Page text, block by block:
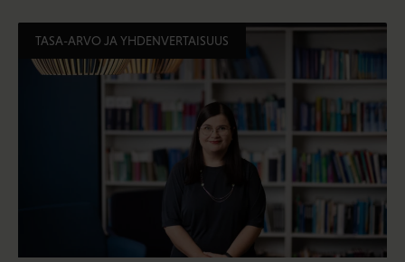
TASA-ARVO JA YHDENVERTAISUUS